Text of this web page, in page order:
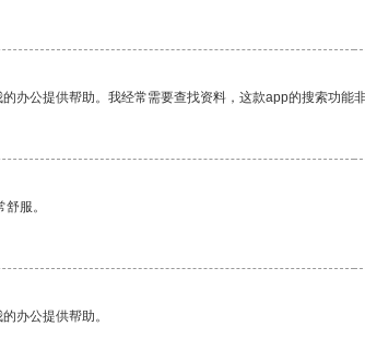
办公提供帮助。我经常需要查找资料，这款app的搜索功能
服。
办公提供帮助。